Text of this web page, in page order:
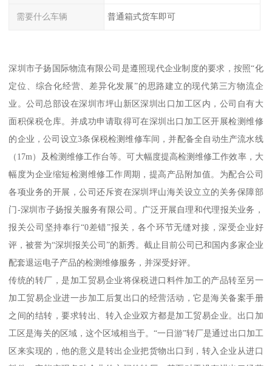
需要什么车辆 普通箱式货车即可
深圳市子扬国际物流有限公司是遵照现代企业制度的要求，按照“化
定位、综合化经营、差异化发展”的思路建立的现代第三方物流企
业。公司总部设在深圳市坪山新区深圳出口加工区内，公司自有大
面积保税仓库。并成功申请取得可在深圳出口加工区开展检测维修
的企业，公司设立3条保税检测维修车间，并配备全自动生产流水线
（17m）及检测维修工作台等。可大幅度提高检测维修工作效率，大
幅度为企业缩短检测维修工作周期，提高产品附加值。为配合公司
各项业务的开展，公司还斥资在深圳坪山海关设立立的关务保障部
门-深圳市子扬报关服务有限公司。广泛开展自理和代理报关业务，
报关公司坚持奉行“0差错”报关，各个环节无缝对接，深受企业好
评，被誉为“深圳报关公司”的新秀。截止目前公司已和国内多家企业
配套退运电子产品的检测维修服务，并深受好评。
传统的转厂，是加工贸易企业将保税进口料件加工的产品转至另一
加工贸易企业进一步加工后复出口的经营活动，它是海关备案手册
之间的结转，要求转出、转入企业双方都是加工贸易企业。出口加
工区是海关的区域，这个区域相当于。“一日游”转厂是通过出口加工
区来实现的，他的意义是转出企业把货物出口到，转入企业从进口